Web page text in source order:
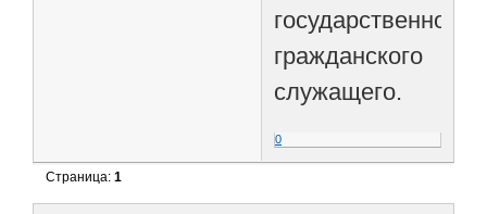
государственного
гражданского
служащего.
0
Страница:1